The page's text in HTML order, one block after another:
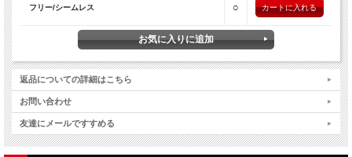
フリー/シームレス ○
返品についての詳細はこちら
お問い合わせ
友達にメールですすめる